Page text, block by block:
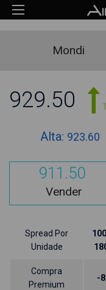
Mondi
929.50
Alta: 923.60
911.50
Vender
Spread Por
Unidade
Compra
Premium
-